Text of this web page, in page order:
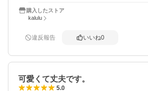
購入したストア
kalulu
違反報告 いいね0
可愛くて丈夫です。
5.0